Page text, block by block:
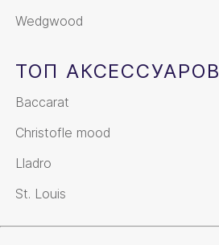
Wedgwood
ТОП АКСЕССУАРОВ
Baccarat
Christofle mood
Lladro
St. Louis